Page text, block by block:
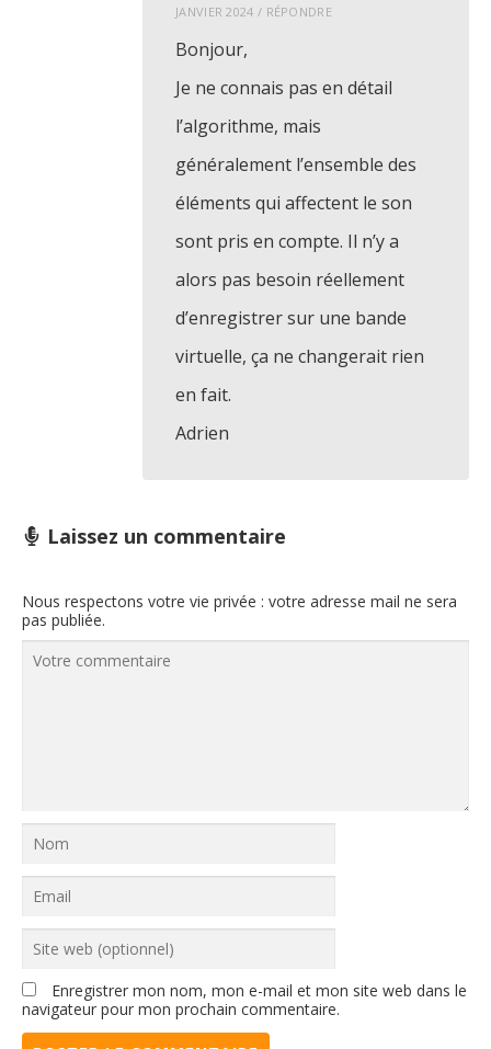
JANVIER 2024 / RÉPONDRE
Bonjour,
Je ne connais pas en détail
l’algorithme, mais
généralement l’ensemble des
éléments qui affectent le son
sont pris en compte. Il n’y a
alors pas besoin réellement
d’enregistrer sur une bande
virtuelle, ça ne changerait rien
en fait.
Adrien
Laissez un commentaire
Nous respectons votre vie privée : votre adresse mail ne sera
pas publiée.
Enregistrer mon nom, mon e-mail et mon site web dans le
navigateur pour mon prochain commentaire.